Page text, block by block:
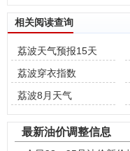
相关阅读查询
荔波天气预报15天
荔波穿衣指数
荔波8月天气
最新油价调整信息